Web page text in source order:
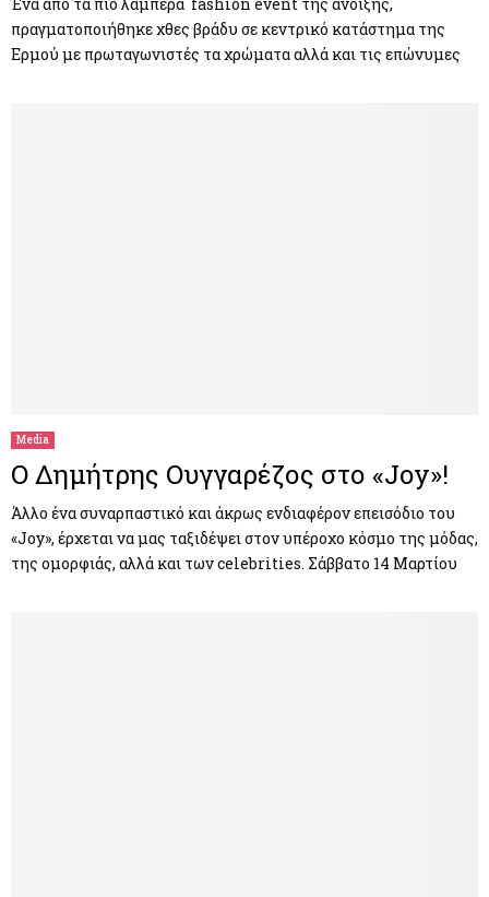
πραγματοποιήθηκε χθες βράδυ σε κεντρικό κατάστημα της
Ερμού με πρωταγωνιστές τα χρώματα αλλά και τις επώνυμες
Media
Ο Δημήτρης Ουγγαρέζος στο «Joy»!
Άλλο ένα συναρπαστικό και άκρως ενδιαφέρον επεισόδιο του
«Joy», έρχεται να μας ταξιδέψει στον υπέροχο κόσμο της μόδας,
της ομορφιάς, αλλά και των celebrities. Σάββατο 14 Μαρτίου